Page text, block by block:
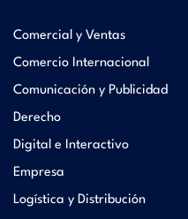
Comercial y Ventas
Comercio Internacional
Comunicación y Publicidad
Derecho
Digital e Interactivo
Empresa
Logística y Distribución